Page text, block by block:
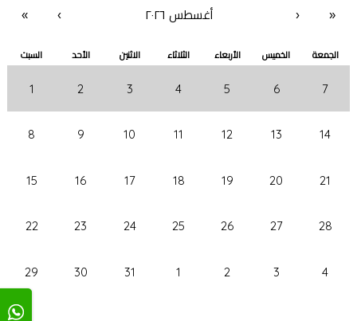
« ‹ أغسطس ٢٠٢٦ › »
السبت الأحد الاثنين الثلاثاء الأربعاء الخميس الجمعة
1 2 3 4 5 6 7
8 9 10 11 12 13 14
15 16 17 18 19 20 21
22 23 24 25 26 27 28
29 30 31 1 2 3 4